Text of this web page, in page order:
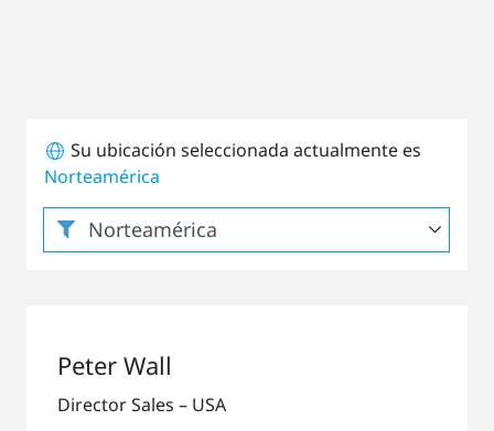
Su ubicación seleccionada actualmente es
Norteamérica
Peter Wall
Director Sales – USA